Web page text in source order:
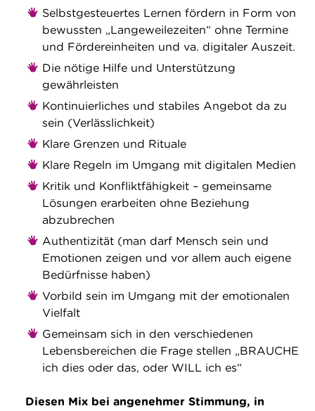
Selbstgesteuertes Lernen fördern in Form von
bewussten „Langeweilezeiten“ ohne Termine
und Fördereinheiten und va. digitaler Auszeit.
Die nötige Hilfe und Unterstützung
gewährleisten
Kontinuierliches und stabiles Angebot da zu
sein (Verlässlichkeit)
Klare Grenzen und Rituale
Klare Regeln im Umgang mit digitalen Medien
Kritik und Konfliktfähigkeit – gemeinsame
Lösungen erarbeiten ohne Beziehung
abzubrechen
Authentizität (man darf Mensch sein und
Emotionen zeigen und vor allem auch eigene
Bedürfnisse haben)
Vorbild sein im Umgang mit der emotionalen
Vielfalt
Gemeinsam sich in den verschiedenen
Lebensbereichen die Frage stellen „BRAUCHE
ich dies oder das, oder WILL ich es“
Diesen Mix bei angenehmer Stimmung, in